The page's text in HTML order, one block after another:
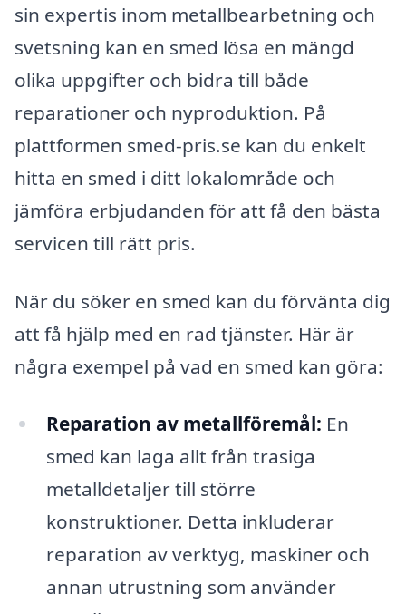
sin expertis inom metallbearbetning och
svetsning kan en smed lösa en mängd
olika uppgifter och bidra till både
reparationer och nyproduktion. På
plattformen smed-pris.se kan du enkelt
hitta en smed i ditt lokalområde och
jämföra erbjudanden för att få den bästa
servicen till rätt pris.
När du söker en smed kan du förvänta dig
att få hjälp med en rad tjänster. Här är
några exempel på vad en smed kan göra:
Reparation av metallföremål: En
smed kan laga allt från trasiga
metalldetaljer till större
konstruktioner. Detta inkluderar
reparation av verktyg, maskiner och
annan utrustning som använder